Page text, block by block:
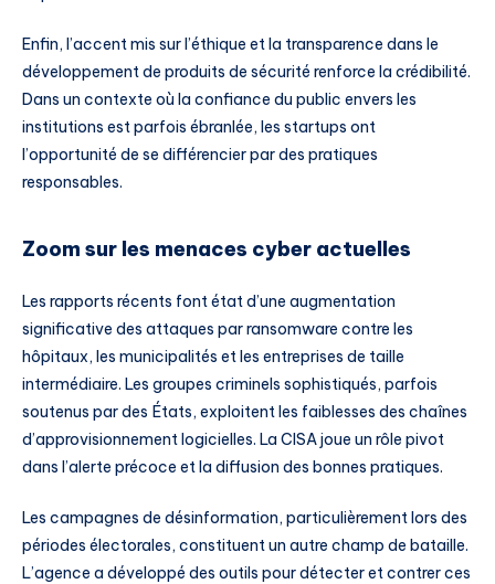
Enfin, l’accent mis sur l’éthique et la transparence dans le
développement de produits de sécurité renforce la crédibilité.
Dans un contexte où la confiance du public envers les
institutions est parfois ébranlée, les startups ont
l’opportunité de se différencier par des pratiques
responsables.
Zoom sur les menaces cyber actuelles
Les rapports récents font état d’une augmentation
significative des attaques par ransomware contre les
hôpitaux, les municipalités et les entreprises de taille
intermédiaire. Les groupes criminels sophistiqués, parfois
soutenus par des États, exploitent les faiblesses des chaînes
d’approvisionnement logicielles. La CISA joue un rôle pivot
dans l’alerte précoce et la diffusion des bonnes pratiques.
Les campagnes de désinformation, particulièrement lors des
périodes électorales, constituent un autre champ de bataille.
L’agence a développé des outils pour détecter et contrer ces